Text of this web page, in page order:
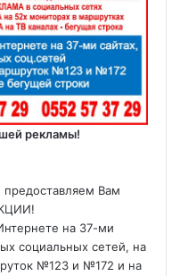
рекламы!
предоставляем Вам
на 37-ми
социальных сетей, на
№123 и №172 и на